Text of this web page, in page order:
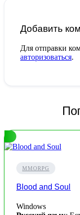
Добавить
Для отправки
авторизоваться.
MMORPG
Blood and Soul
Windows